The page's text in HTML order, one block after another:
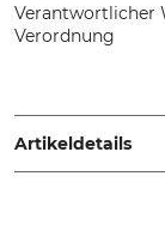
Verantwortlicher
Verordnung
www.grube.de
Artikeldetails
Nordforest